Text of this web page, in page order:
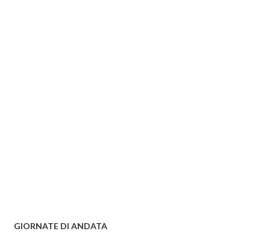
GIORNATE DI ANDATA